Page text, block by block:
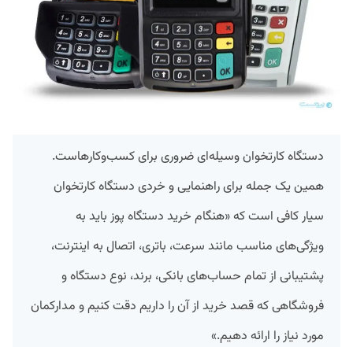
دستگاه کارتخوان وسیله‌ای ضروری برای کسب‌وکارهاست.
همین یک جمله برای راهنمایی و خردی دستگاه کارتخوان
سیار کافی است که «هنگام خرید دستگاه پوز باید به
ویژگی‌های مناسب مانند سرعت، باتری، اتصال به اینترنت،
پشتیبانی‌ از تمام حساب‌های بانکی، برند، نوع دستگاه و
فروشگاهی که قصد خرید از آن را داریم دقت کنیم و مدارکمان
مورد نیاز را ارائه دهیم.»